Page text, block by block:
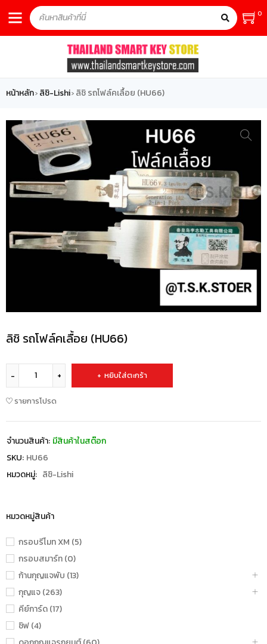
0
หน้าหลัก› ลิชิ-Lishi› ลิชิ รถโฟล์คเลื้อย (HU66)
หมวดหมู่สินค้า
กรอบรีโมท XM (5)
กรอบสมาร์ท (0)
ก้านกุญแจพับ (13)
กุญแจ (263)
คีย์การ์ด (17)
ชิฟ (4)
ลิชิ รถโฟล์คเลื้อย (HU66)
หยิบใส่ตะกร้า
รายการโปรด
จำนวนสินค้า: มีสินค้าในสต๊อก
SKU: HU66
หมวดหมู่: ลิชิ-Lishi